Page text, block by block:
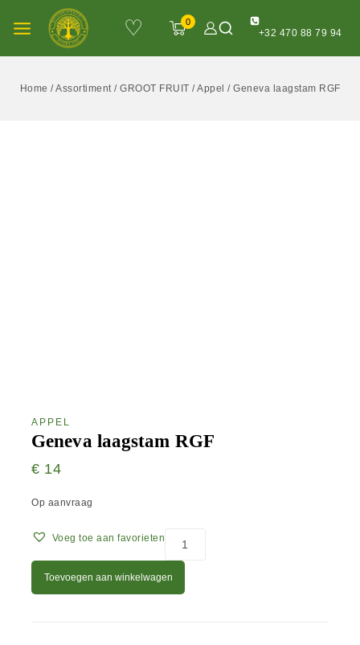
♡ 0
+32 470 88 79 94
Home /Assortiment / GROOT FRUIT /Appel / Geneva laagstam RGF
APPEL
Geneva laagstam RGF
€ 14
Op aanvraag
Voeg toe aan favorieten
Toevoegen aan winkelwagen